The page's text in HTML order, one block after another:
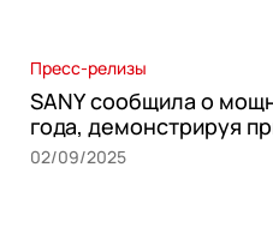
Пресс-релизы
SANY сообщила о
года, демонстрируя
02/09/2025